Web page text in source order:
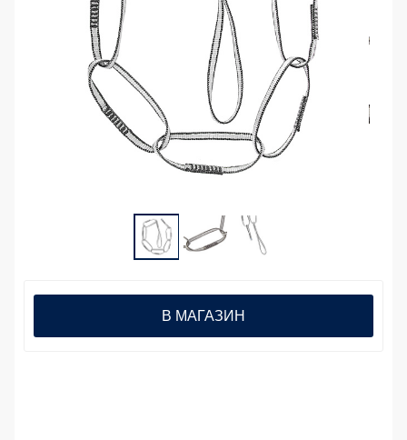
В МАГАЗИН